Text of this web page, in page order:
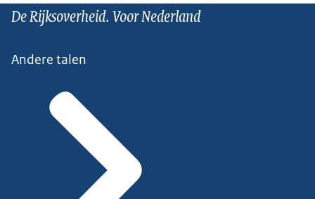
De Rijksoverheid. Voor Nederland
Andere talen